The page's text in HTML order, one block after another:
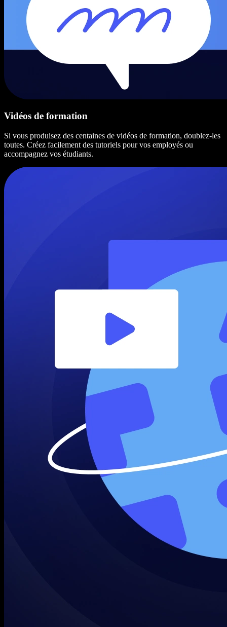
Vidéos de formation
Si vous produisez des centaines de vidéos de formation, doublez-les
toutes. Créez facilement des tutoriels pour vos employés ou
accompagnez vos étudiants.